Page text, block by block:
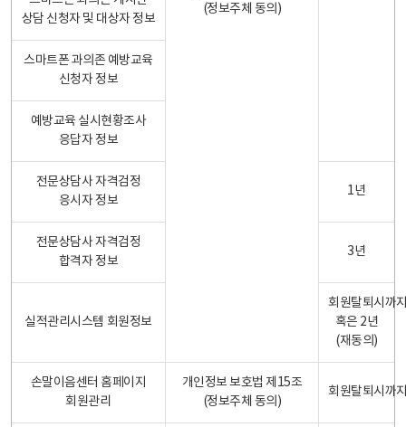
(정보주체 동의)
상담 신청자 및 대상자 정보
스마트폰 과의존 예방교육
신청자 정보
예방교육 실시현황조사
응답자 정보
전문상담사 자격검정
응시자 정보
1년
전문상담사 자격검정
합격자 정보
3년
실적관리시스템 회원정보
회원탈퇴시까
혹은 2년
(재동의)
손말이음센터 홈페이지
회원관리
개인정보 보호법 제15조
(정보주체 동의)
회원탈퇴시까